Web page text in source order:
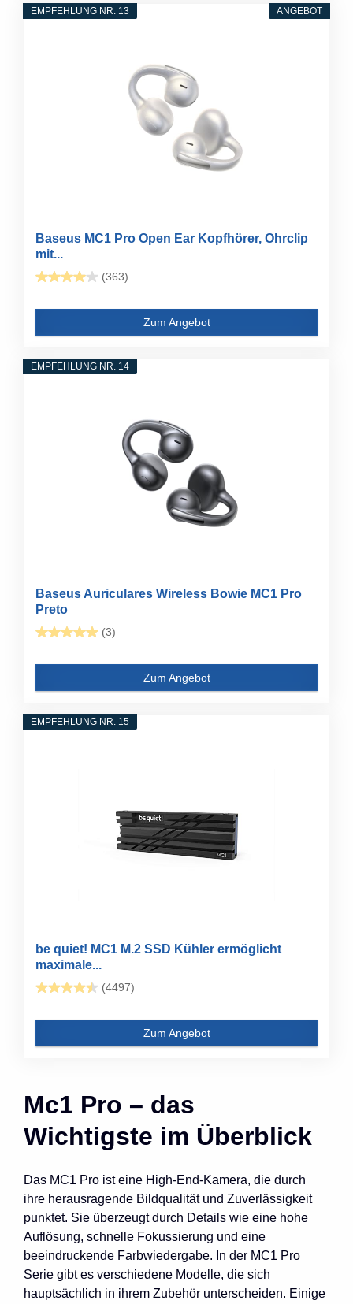
ANGEBOT
EMPFEHLUNG NR. 13
Baseus MC1 Pro Open Ear Kopfhörer, Ohrclip
mit...
(363)
Zum Angebot
EMPFEHLUNG NR. 14
Baseus Auriculares Wireless Bowie MC1 Pro
Preto
(3)
Zum Angebot
EMPFEHLUNG NR. 15
be quiet! MC1 M.2 SSD Kühler ermöglicht
maximale...
(4497)
Zum Angebot
Mc1 Pro – das
Wichtigste im Überblick
Das MC1 Pro ist eine High-End-Kamera, die durch
ihre herausragende Bildqualität und Zuverlässigkeit
punktet. Sie überzeugt durch Details wie eine hohe
Auflösung, schnelle Fokussierung und eine
beeindruckende Farbwiedergabe. In der MC1 Pro
Serie gibt es verschiedene Modelle, die sich
hauptsächlich in ihrem Zubehör unterscheiden. Einige